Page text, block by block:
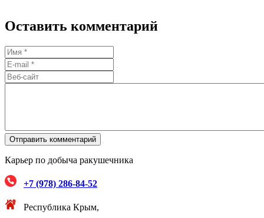
Оставить комментарий
Карьер по добыча ракушечника
+7 (978) 286-84-52
Республика Крым,